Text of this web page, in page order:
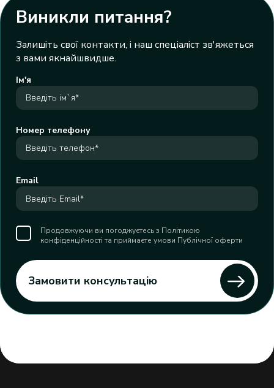
Виникли питання?
Залишіть свої контакти, і наш спеціаліст зв'яжеться
з вами якнайшвидше.
Ім'я
Номер телефону
Email
Продовжуючи ви погоджуєтесь з Політикою
конфіденційності та приймаєте умови Публічної оферти
Замовити консультацію